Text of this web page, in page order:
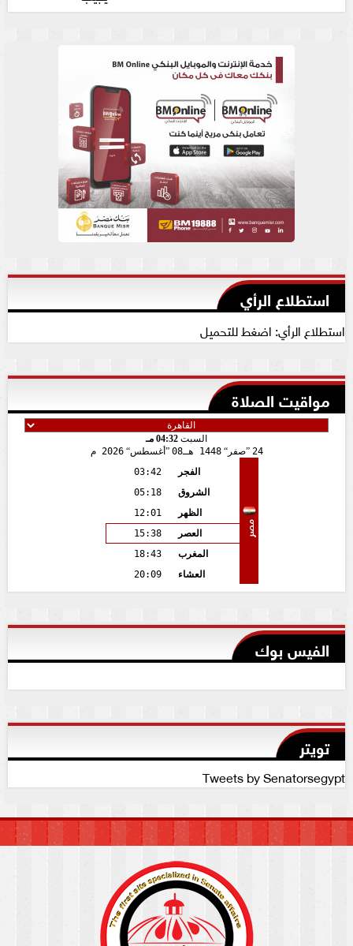
استطلاع الرأي
استطلاع الرأي: اضغط للتحميل
مواقيت الصلاة
السبت 04:32 مـ
24
صفر 1448 هـ 08 أغسطس 2026 م
مصر
الفجر
03:42
الشروق
05:18
الظهر
12:01
العصر
15:38
المغرب
18:43
العشاء
20:09
الفيس بوك
تويتر
Tweets by Senatorsegypt